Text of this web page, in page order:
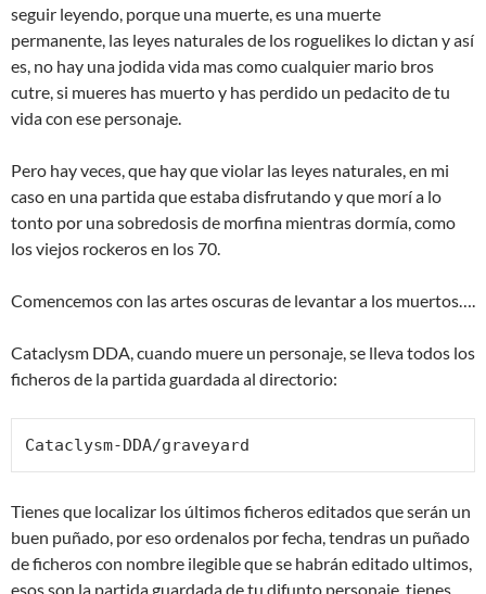
seguir leyendo, porque una muerte, es una muerte
permanente, las leyes naturales de los roguelikes lo dictan y así
es, no hay una jodida vida mas como cualquier mario bros
cutre, si mueres has muerto y has perdido un pedacito de tu
vida con ese personaje.
Pero hay veces, que hay que violar las leyes naturales, en mi
caso en una partida que estaba disfrutando y que morí a lo
tonto por una sobredosis de morfina mientras dormía, como
los viejos rockeros en los 70.
Comencemos con las artes oscuras de levantar a los muertos….
Cataclysm DDA, cuando muere un personaje, se lleva todos los
ficheros de la partida guardada al directorio:
Cataclysm-DDA/graveyard
Tienes que localizar los últimos ficheros editados que serán un
buen puñado, por eso ordenalos por fecha, tendras un puñado
de ficheros con nombre ilegible que se habrán editado ultimos,
esos son la partida guardada de tu difunto personaje, tienes